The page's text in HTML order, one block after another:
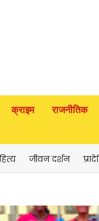
क्राइम राजनीतिक
जीवन दर्शन